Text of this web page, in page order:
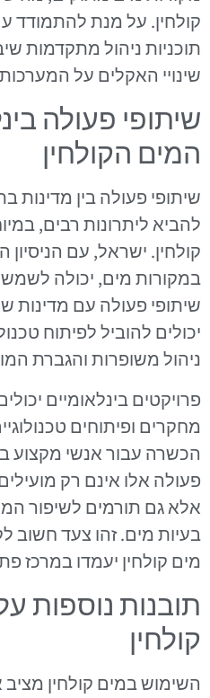
קולחין. על מנת להתמודד
תוכניות ניהול מתקדמות
שינויי האקלים על
שיתופי פעולה
המים הקולחין
שיתופי פעולה בין מדינות
להביא ליתרונות רבים,
קולחין. ישראל, עם
במקורות מים, יכולה
שיתופי פעולה עם מדינות
יכולים להוביל לפיתוח
ניהול משופרות והגברת
פרויקטים בינלאומיים
מחקרים ופיתוחים
הכשרה עבור אנשי מקצוע
פעולה אלו אינם רק
אלא גם תורמים לשיפור
בעיות מים. זהו צעד חשוב
מים קולחין יעמדו במרכז
תובנות נוספות
קולחין
השימוש במים קולחין מציב